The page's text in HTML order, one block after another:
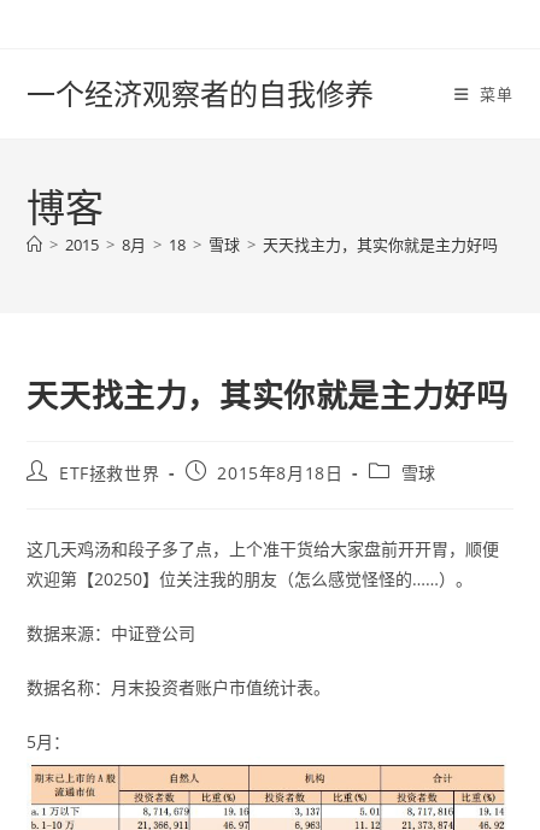
一个经济观察者的自我修养 菜单
博客
> 2015 > 8月 > 18 > 雪球 > 天天找主力，其实你就是主力好吗
天天找主力，其实你就是主力好吗
PostETF拯救世界
Post2015年8月18日
Post雪球
这几天鸡汤和段子多了点，上个准干货给大家盘前开开胃，顺便
欢迎第【20250】位关注我的朋友（怎么感觉怪怪的……）。
数据来源：中证登公司
数据名称：月末投资者账户市值统计表。
5月：